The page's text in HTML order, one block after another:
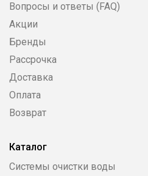
Вопросы и ответы (FAQ)
Акции
Бренды
Рассрочка
Доставка
Оплата
Возврат
Каталог
Системы очистки воды